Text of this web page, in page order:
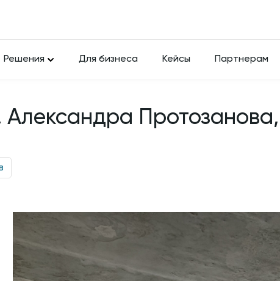
Решения Для бизнеса Кейсы Партнерам
Александра Протозанова,